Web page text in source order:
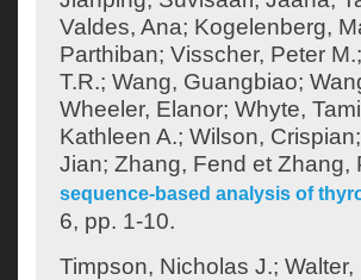
Valdes, Ana; Kogelenberg,
Parthiban; Visscher, Peter M.;
T.R.; Wang, Guangbiao;
Wheeler, Elanor; Whyte,
Kathleen A.; Wilson, Crispian;
Jian; Zhang, Fend et Zhang,
sequence-based analysis of
6, pp. 1-10.
Timpson, Nicholas J.;